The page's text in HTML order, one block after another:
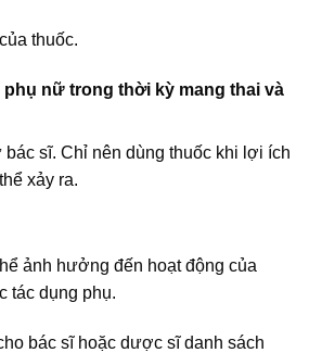
thuốc.
nữ trong thời kỳ mang thai và
bác sĩ. Chỉ nên dùng thuốc khi lợi ích
xảy ra.
ảnh hưởng đến hoạt động của
tác dụng phụ.
bác sĩ hoặc dược sĩ danh sách